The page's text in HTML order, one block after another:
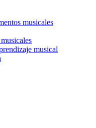
musicales
musical